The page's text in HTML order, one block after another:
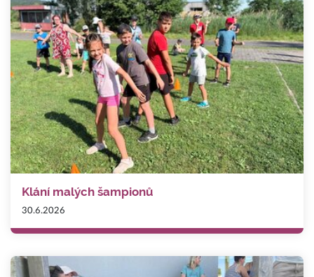
Klání malých šampionů
30.6.2026